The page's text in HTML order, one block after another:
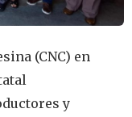
(CNC) en
y